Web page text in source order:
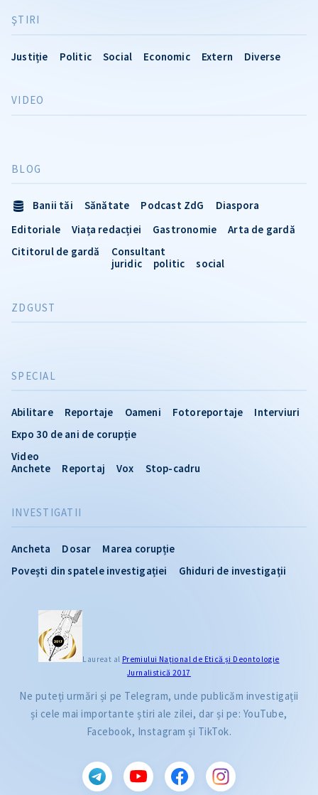
ŞTIRI
Justiție Politic Social Economic Extern Diverse
INVESTIGATII
Ancheta Dosar
Marea corupție
Povești din spatele investigației
Ghiduri de investigații
VIDEO
SPECIAL
Abilitare Reportaje Oameni Fotoreportaje
Interviuri
Expo 30 de ani de corupție
Video
Anchete
Reportaj Vox Stop-cadru
BLOG
Banii tăi Sănătate Podcast ZdG
Diaspora
Editoriale
Viața redacției Gastronomie
Arta de gardă
Cititorul de gardă
Consultant
juridic
politic social
ZDGUST
Laureat al Premiului Naţional de Etică și Deontologie
Jurnalistică 2017
Ne puteți urmări și pe Telegram, unde publicăm investigații
și cele mai importante știri ale zilei, dar și pe: YouTube,
Facebook, Instagram și TikTok.